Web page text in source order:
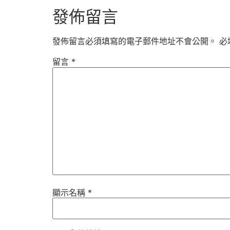
發佈留言
發佈留言必須填寫的電子郵件地址不會公開。 必
留言 *
顯示名稱 *